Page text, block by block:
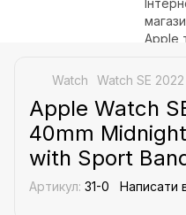
Watch Watch SE 2022
Apple Watch
40mm
with Sport
Артикул: 31-0 Написати